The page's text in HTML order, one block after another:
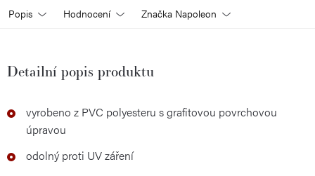
Popis Hodnocení Značka Napoleon
Detailní popis produktu
vyrobeno z PVC polyesteru s grafitovou povrchovou
úpravou
odolný proti UV záření